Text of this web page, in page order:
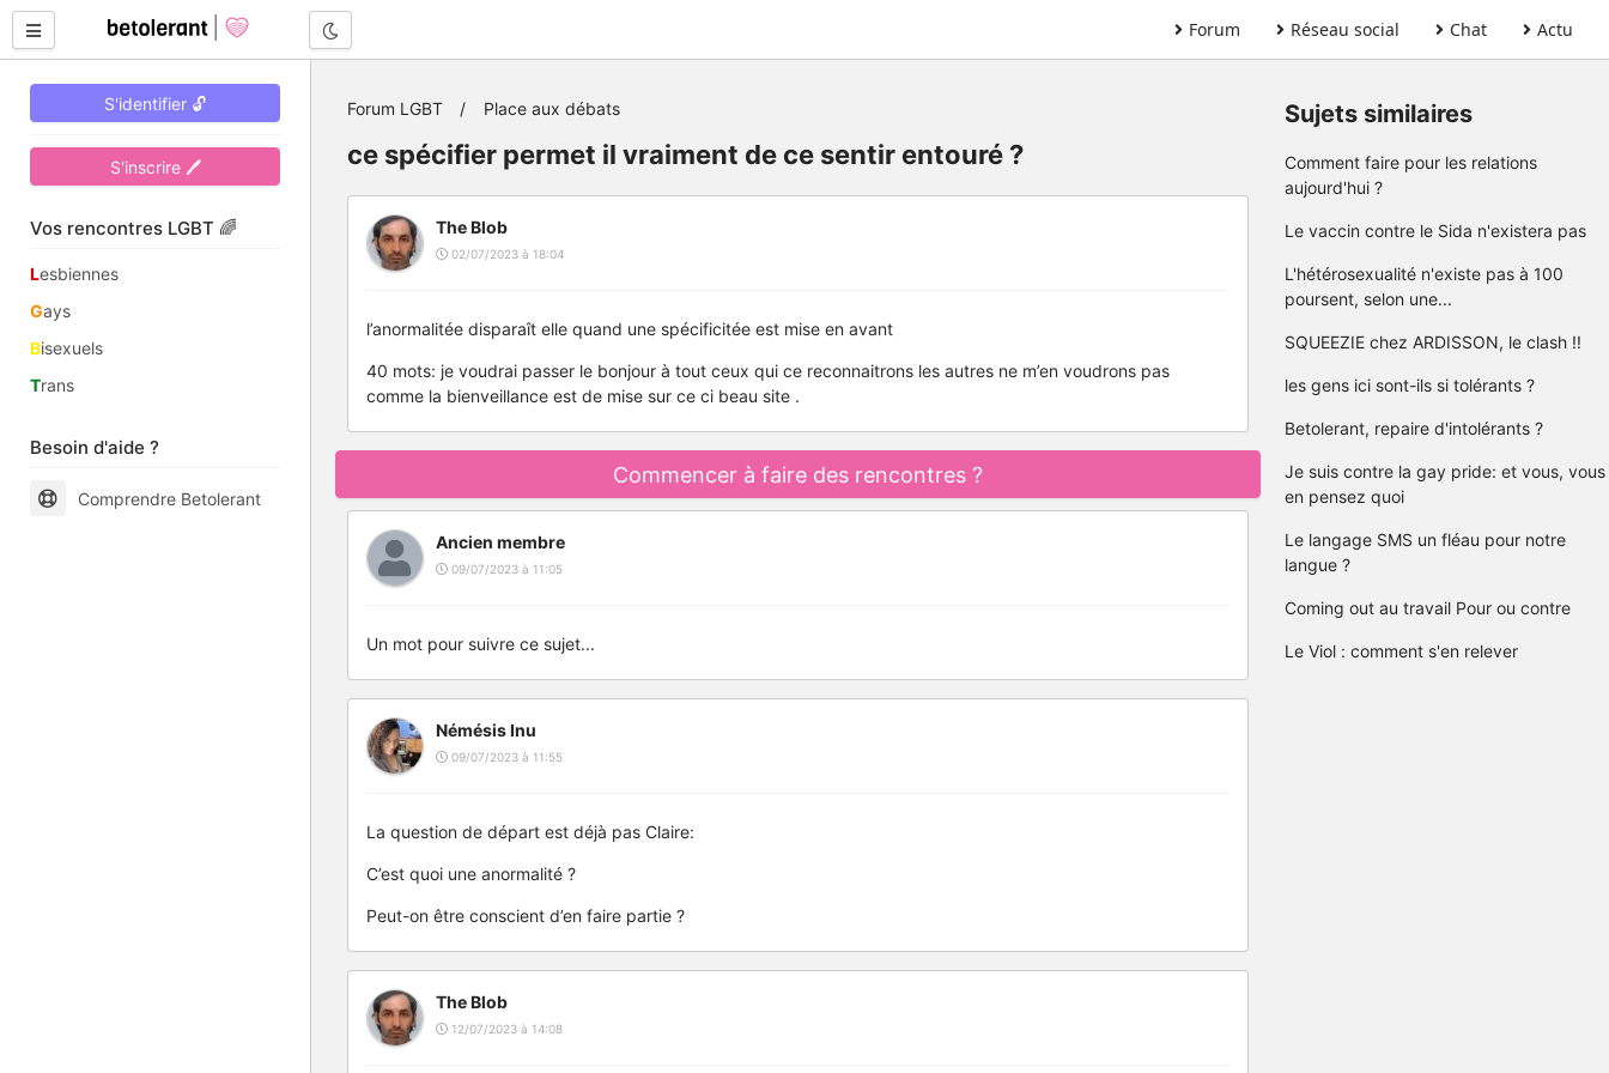
Forum Réseau social Chat Actu
S'identifier 🔓
S'inscrire 🖊
Vos rencontres LGBT 🌈
Lesbiennes
Gays
Bisexuels
Trans
Besoin d'aide ?
Comprendre Betolerant
Forum LGBT Place aux débats
ce spécifier permet il vraiment de ce sentir entouré ?
The Blob
02/07/2023 à 18:04
l’anormalitée disparaît elle quand une spécificitée est mise en avant
40 mots: je voudrai passer le bonjour à tout ceux qui ce reconnaitrons les autres ne m’en voudrons pas
comme la bienveillance est de mise sur ce ci beau site .
Commencer à faire des rencontres ?
Ancien membre
09/07/2023 à 11:05
Un mot pour suivre ce sujet...
Némésis Inu
09/07/2023 à 11:55
La question de départ est déjà pas Claire:
C’est quoi une anormalité ?
Peut-on être conscient d’en faire partie ?
The Blob
12/07/2023 à 14:08
Sujets similaires
Comment faire pour les relations
aujourd'hui ?
Le vaccin contre le Sida n'existera pas
L'hétérosexualité n'existe pas à 100
poursent, selon une...
SQUEEZIE chez ARDISSON, le clash !!
les gens ici sont-ils si tolérants ?
Betolerant, repaire d'intolérants ?
Je suis contre la gay pride: et vous, vous
en pensez quoi
Le langage SMS un fléau pour notre
langue ?
Coming out au travail Pour ou contre
Le Viol : comment s'en relever